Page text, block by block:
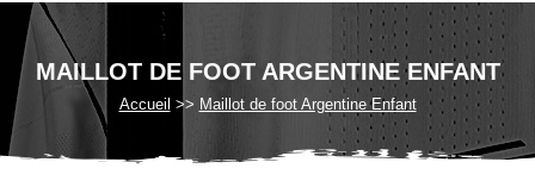
MAILLOT DE FOOT ARGENTINE ENFANT
Accueil Maillot de foot Argentine Enfant